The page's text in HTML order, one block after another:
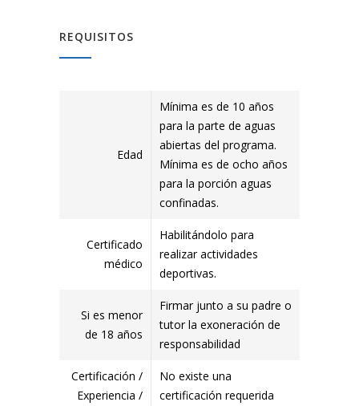
REQUISITOS
Edad
Mínima es de 10 años
para la parte de aguas
abiertas del programa.
Mínima es de ocho años
para la porción aguas
confinadas.
Certificado
médico
Habilitándolo para
realizar actividades
deportivas.
Si es menor
de 18 años
Firmar junto a su padre o
tutor la exoneración de
responsabilidad
Certificación /
Experiencia /
No existe una
certificación requerida